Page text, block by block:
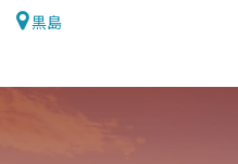
黒島